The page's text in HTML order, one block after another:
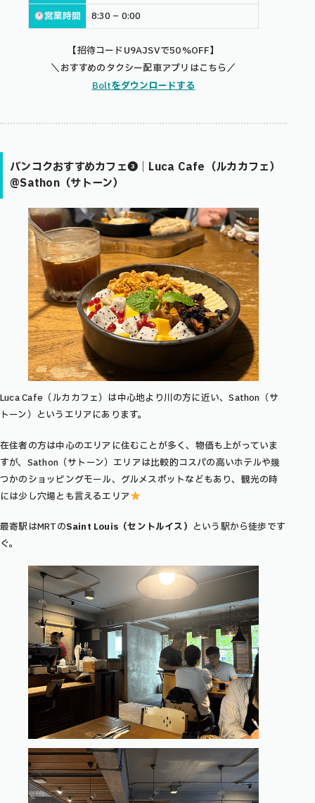
営業時間
8:30 – 0:00
【招待コードU9AJSVで50%OFF】
＼おすすめのタクシー配車アプリはこちら／
Boltをダウンロードする
バンコクおすすめカフェ❸｜Luca Cafe（ルカカフェ）
@Sathon（サトーン）
Luca Cafe（ルカカフェ）は中心地より川の方に近い、Sathon（サ
トーン）というエリアにあります。
在住者の方は中心のエリアに住むことが多く、物価も上がっていま
すが、Sathon（サトーン）エリアは比較的コスパの高いホテルや幾
つかのショッピングモール、グルメスポットなどもあり、観光の時
には少し穴場とも言えるエリア
最寄駅はMRTのSaint Louis（セントルイス） という駅から徒歩です
ぐ。